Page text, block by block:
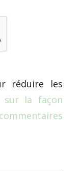
réduire les
sur la façon